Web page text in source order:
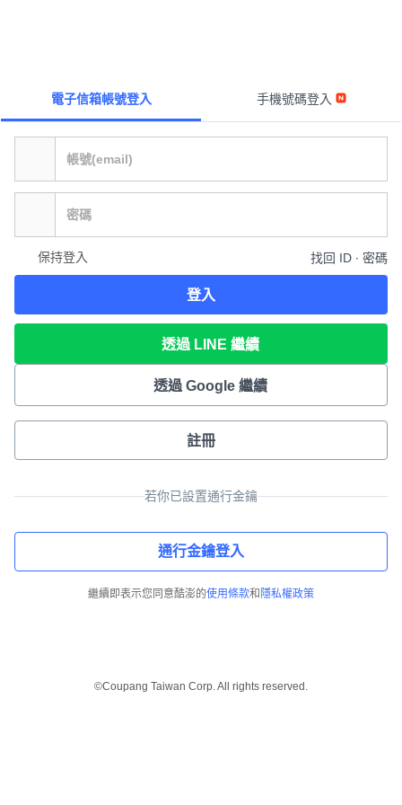
電子信箱帳號登入 手機號碼登入
保持登入 找回 ID ∙ 密碼
登入
透過 LINE 繼續
透過 Google 繼續
註冊
若你已設置通行金鑰
通行金鑰登入
繼續即表示您同意酷澎的使用條款和 隱私權政策
©Coupang Taiwan Corp. All rights reserved.